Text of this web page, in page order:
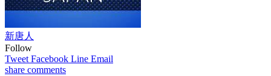
新唐人
Follow
Tweet Facebook Line Email
share comments